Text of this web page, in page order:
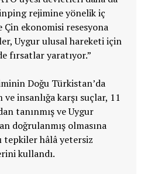
rejimine yönelik iç
ekonomisi resesyona
Uygur ulusal hareketi için
fırsatlar yaratıyor.”
Doğu Türkistan’da
ve insanlığa karşı suçlar, 11
tanınmış ve Uygur
doğrulanmış olmasına
tepkiler hâlâ yetersiz
kullandı.